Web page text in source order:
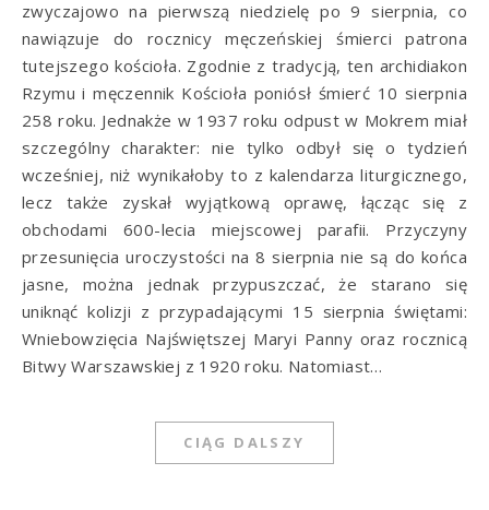
zwyczajowo na pierwszą niedzielę po 9 sierpnia, co
nawiązuje do rocznicy męczeńskiej śmierci patrona
tutejszego kościoła. Zgodnie z tradycją, ten archidiakon
Rzymu i męczennik Kościoła poniósł śmierć 10 sierpnia
258 roku. Jednakże w 1937 roku odpust w Mokrem miał
szczególny charakter: nie tylko odbył się o tydzień
wcześniej, niż wynikałoby to z kalendarza liturgicznego,
lecz także zyskał wyjątkową oprawę, łącząc się z
obchodami 600-lecia miejscowej parafii. Przyczyny
przesunięcia uroczystości na 8 sierpnia nie są do końca
jasne, można jednak przypuszczać, że starano się
uniknąć kolizji z przypadającymi 15 sierpnia świętami:
Wniebowzięcia Najświętszej Maryi Panny oraz rocznicą
Bitwy Warszawskiej z 1920 roku. Natomiast…
CIĄG DALSZY